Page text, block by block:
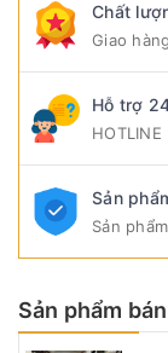
Chất
Giao
Hỗ trợ
Sản
Sản
Sản phẩm